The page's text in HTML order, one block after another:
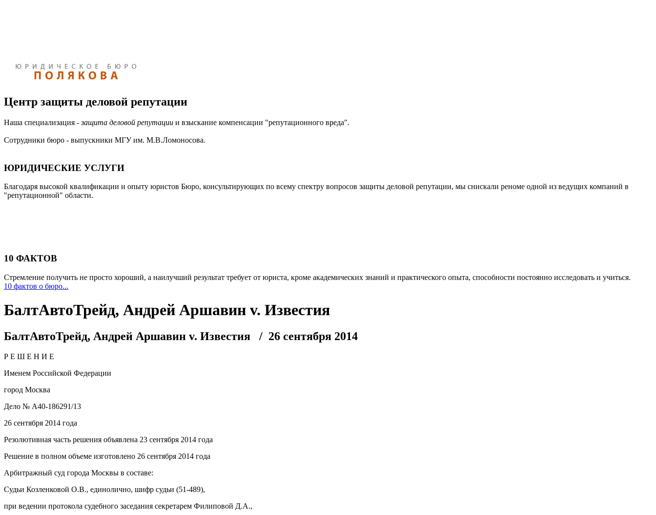
Центр защиты деловой репутации
Наша специализация -защита деловой репутации и взыскание компенсации "репутационного вреда".
Сотрудники бюро - выпускники МГУ им. М.В.Ломоносова.
ЮРИДИЧЕСКИЕ УСЛУГИ
Благодаря высокой квалификации и опыту юристов Бюро, консультирующих по всему спектру вопросов защиты деловой репутации, мы снискали реноме одной из ведущих компаний в
"репутационной" области.
10 ФАКТОВ
Стремление получить не просто хороший, а наилучший результат требует от юриста, кроме академических знаний и практического опыта, способности постоянно исследовать и учиться.
10 фактов о бюро...
БалтАвтоТрейд, Андрей Аршавин v. Известия
БалтАвтоТрейд, Андрей Аршавин v. Известия / 26 сентября 2014
Р Е Ш Е Н И Е
Именем Российской Федерации
город Москва
Дело № А40-186291/13
26 сентября 2014 года
Резолютивная часть решения объявлена 23 сентября 2014 года
Решение в полном объеме изготовлено 26 сентября 2014 года
Арбитражный суд города Москвы в составе:
Судьи Козленковой О.В., единолично, шифр судьи (51-489),
при ведении протокола судебного заседания секретарем Филиповой Д.А.,